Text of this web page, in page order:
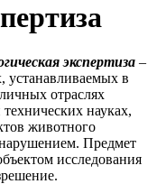
экспертиза –
устанавливаемых в
отраслях
науках,
животного
Предмет
исследования